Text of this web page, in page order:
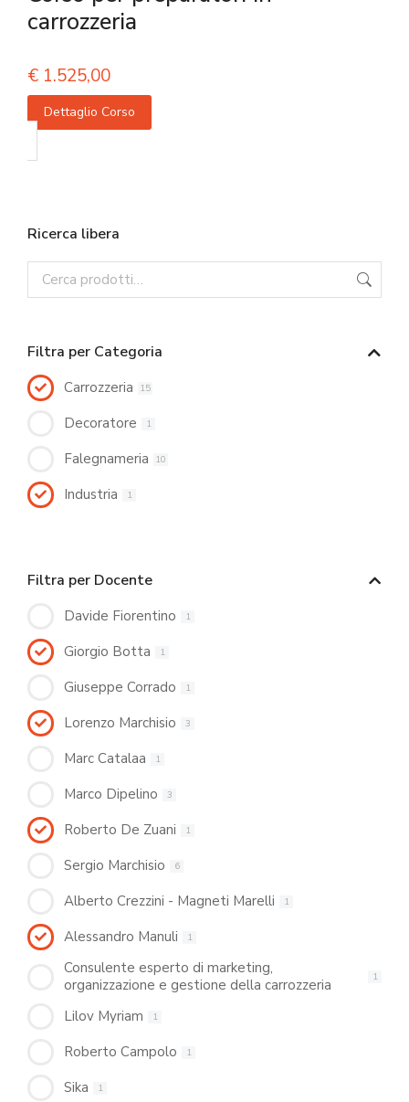
carrozzeria
€ 1.525,00
Dettaglio Corso
Ricerca libera
Filtra per Categoria
Carrozzeria 15
Decoratore 1
Falegnameria 10
Industria 1
Filtra per Docente
Davide Fiorentino 1
Giorgio Botta 1
Giuseppe Corrado 1
Lorenzo Marchisio 3
Marc Catalaa 1
Marco Dipelino 3
Roberto De Zuani 1
Sergio Marchisio 6
Alberto Crezzini - Magneti Marelli 1
Alessandro Manuli 1
Consulente esperto di marketing,
organizzazione e gestione della carrozzeria
1
Lilov Myriam 1
Roberto Campolo 1
Sika 1